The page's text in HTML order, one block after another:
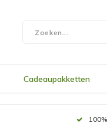
Cadeaupakketten